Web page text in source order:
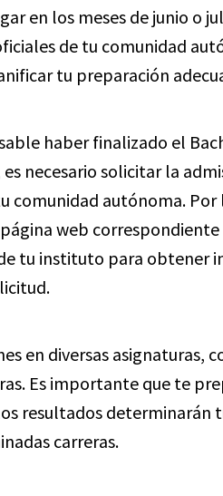
en los meses de junio o
de tu comunidad
tu preparación
haber finalizado el
necesario solicitar la
comunidad autónoma.
web correspondiente
tu instituto para obtener
en diversas asignaturas,
Es importante que te
resultados determinarán
carreras.